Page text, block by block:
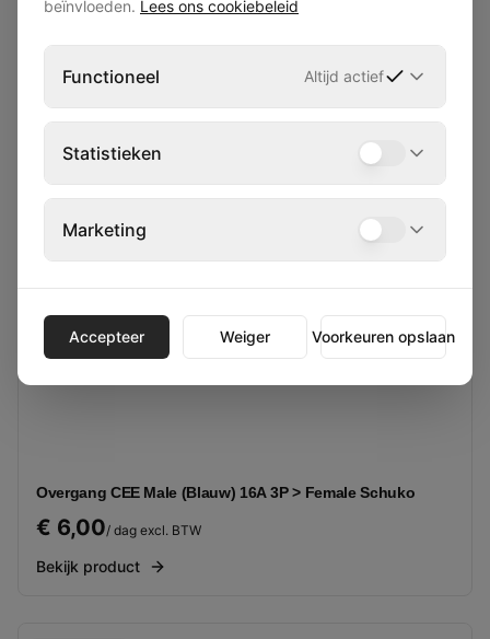
Overgang CEE Male (Blauw) 16A 3P > Female Schuko
€ 6,00/ dag excl. BTW
Bekijk product
beïnvloeden. Lees ons cookiebeleid
Functioneel Altijd actief
Statistieken
Marketing
Accepteer Weiger Voorkeuren opslaan